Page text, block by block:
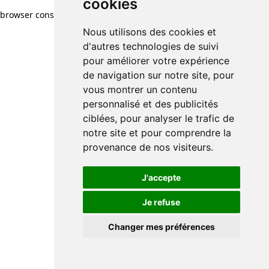
cookies
Nous utilisons des cookies et
d'autres technologies de suivi
pour améliorer votre expérience
de navigation sur notre site, pour
vous montrer un contenu
personnalisé et des publicités
ciblées, pour analyser le trafic de
notre site et pour comprendre la
provenance de nos visiteurs.
J'accepte
Je refuse
Changer mes préférences
browser console for more information)